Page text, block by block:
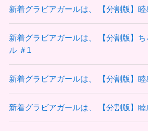
新着グラビアガールは、 【分割版】
新着グラビアガールは、 【分割版】
ル ＃1
新着グラビアガールは、 【分割版】
新着グラビアガールは、 【分割版】